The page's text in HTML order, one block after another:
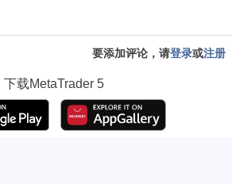
要添加评论，请登录或注册
下载MetaTrader 5